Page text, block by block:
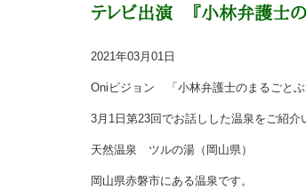
テレビ出演 『小林弁護士の
2021年03月01日
Oniビジョン 「小林弁護士のまるごとぶ
3月1日第23回でお話しした温泉をご紹介
天然温泉 ツルの湯（岡山県）
岡山県赤磐市にある温泉です。